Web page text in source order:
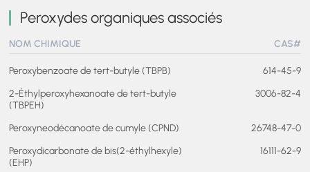
Peroxydes organiques associés
NOM CHIMIQUE CAS#
Peroxybenzoate de tert-butyle (TBPB)
614-45-9
2-Éthylperoxyhexanoate de tert-butyle
(TBPEH)
3006-82-4
Peroxyneodécanoate de cumyle (CPND)
26748-47-0
Peroxydicarbonate de bis(2-éthylhexyle)
(EHP)
16111-62-9